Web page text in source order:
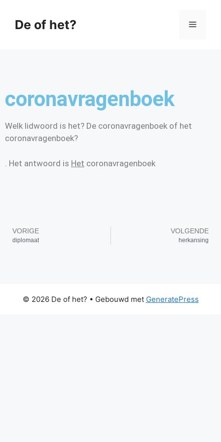
De of het?
coronavragenboek
Welk lidwoord is het? De coronavragenboek of het
coronavragenboek?
. Het antwoord is Het coronavragenboek
VORIGE
diplomaat
VOLGENDE
herkansing
© 2026 De of het? • Gebouwd met GeneratePress